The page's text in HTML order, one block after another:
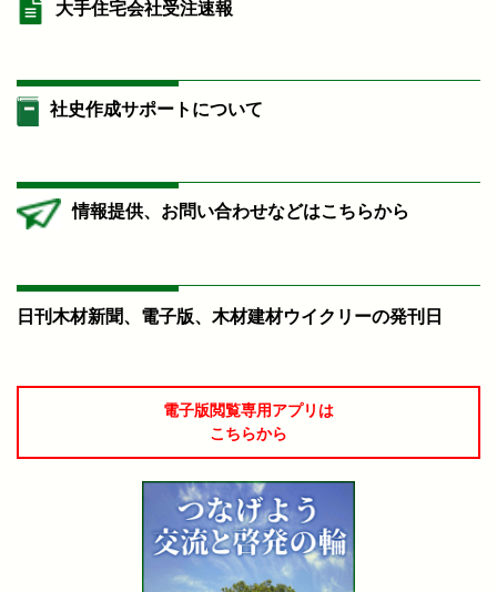
大手住宅会社受注速報
社史作成サポートについて
情報提供、お問い合わせなどはこちらから
日刊木材新聞、電子版、木材建材ウイクリーの発刊日
電子版閲覧専用アプリは
こちらから